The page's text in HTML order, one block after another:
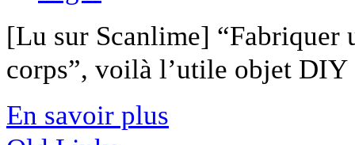
[Lu sur Scanlime] “Fabriquer
corps”, voilà l’utile objet
En savoir plus